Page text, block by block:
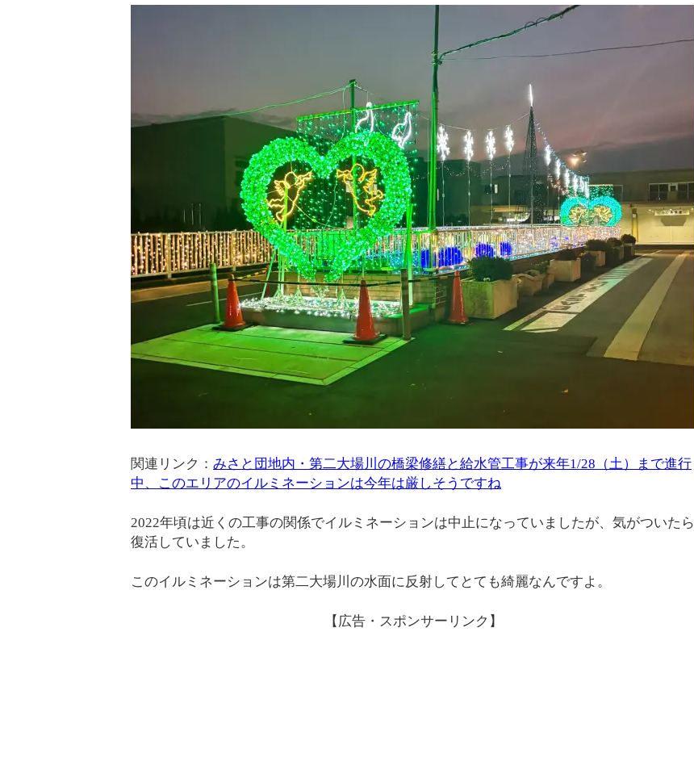
関連リンク： みさと団地内・第二大場川の橋梁修繕と給水管工事が来年1/28（土）まで進行
中、このエリアのイルミネーションは今年は厳しそうですね
2022年頃は近くの工事の関係でイルミネーションは中止になっていましたが、気がついたら
復活していました。
このイルミネーションは第二大場川の水面に反射してとても綺麗なんですよ。
【広告・スポンサーリンク】